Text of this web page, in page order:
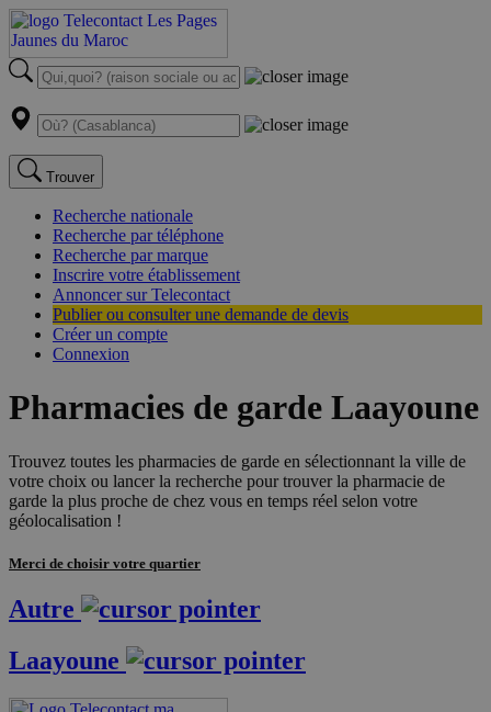
Trouver
Recherche nationale
Recherche par téléphone
Recherche par marque
Inscrire votre établissement
Annoncer sur Telecontact
Publier ou consulter une demande de devis
Créer un compte
Connexion
Pharmacies de garde Laayoune
Trouvez toutes les pharmacies de garde en sélectionnant la ville de
votre choix ou lancer la recherche pour trouver la pharmacie de
garde la plus proche de chez vous en temps réel selon votre
géolocalisation !
Merci de choisir votre quartier
Autre
Laayoune